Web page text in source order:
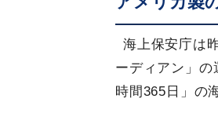
海上保安庁は
ーディアン」
時間365日」の